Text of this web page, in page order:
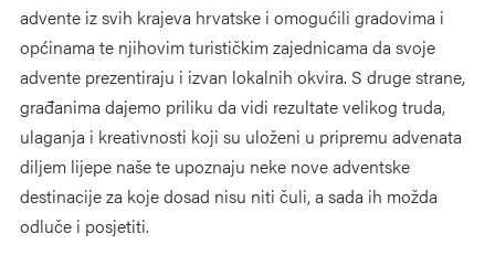
advente iz svih krajeva hrvatske i omogućili gradovima i
općinama te njihovim turističkim zajednicama da svoje
advente prezentiraju i izvan lokalnih okvira. S druge strane,
građanima dajemo priliku da vidi rezultate velikog truda,
ulaganja i kreativnosti koji su uloženi u pripremu advenata
diljem lijepe naše te upoznaju neke nove adventske
destinacije za koje dosad nisu niti čuli, a sada ih možda
odluče i posjetiti.